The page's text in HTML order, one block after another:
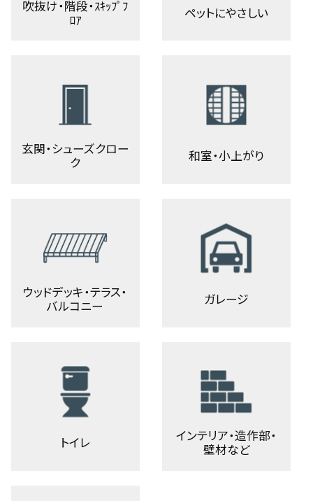
吹抜け・階段・ｽｷｯﾌﾟﾌ
ﾛｱ
ペットにやさしい
玄関・シューズクロー
ク
和室・小上がり
ウッドデッキ・テラス・
バルコニー
ガレージ
トイレ
インテリア・造作部・
壁材など